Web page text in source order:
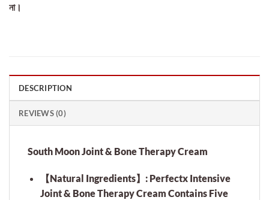
না।
DESCRIPTION
REVIEWS (0)
South Moon Joint & Bone Therapy Cream
【Natural Ingredients】: Perfectx Intensive
Joint & Bone Therapy Cream Contains Five